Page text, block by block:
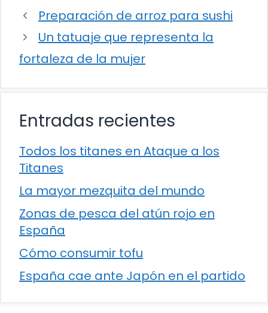
Preparación de arroz para sushi
Un tatuaje que representa la
fortaleza de la mujer
Entradas recientes
Todos los titanes en Ataque a los
Titanes
La mayor mezquita del mundo
Zonas de pesca del atún rojo en
España
Cómo consumir tofu
España cae ante Japón en el partido